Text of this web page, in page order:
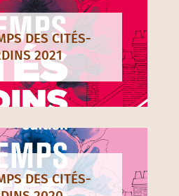
DES CITÉS-
2021
DES CITÉS-